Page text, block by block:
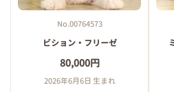
No.00764573
ビション・フリーゼ
80,000円
2026年6月6日 生まれ